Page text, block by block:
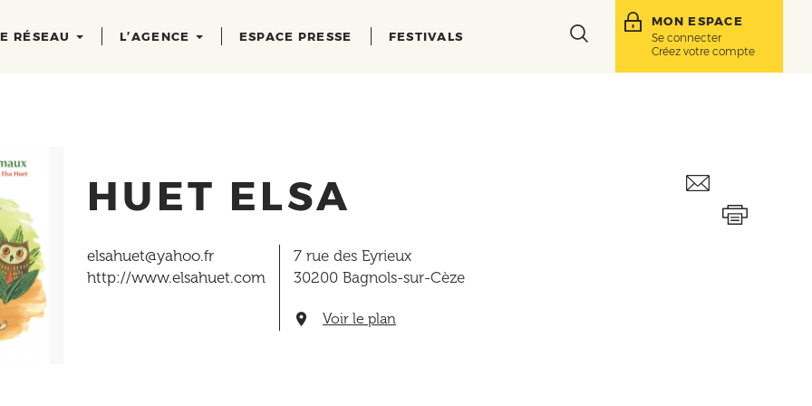
RÉSEAU L’AGENCE ESPACE PRESSE FESTIVALS
Toggle
MON ESPACE
Se connecter
Créez votre compte
HUET ELSA
elsahuet@yahoo.fr
http://www.elsahuet.com
7 rue des Eyrieux
30200 Bagnols-sur-Cèze
Voir le plan